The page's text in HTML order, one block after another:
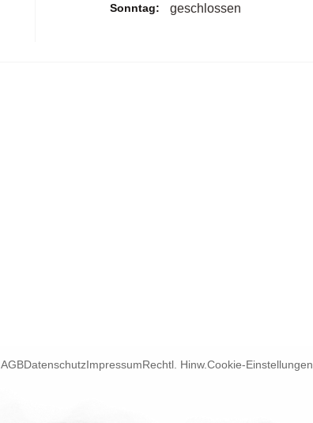
Sonntag: geschlossen
AGBDatenschutzImpressumRechtl. Hinw.Cookie-Einstellungen